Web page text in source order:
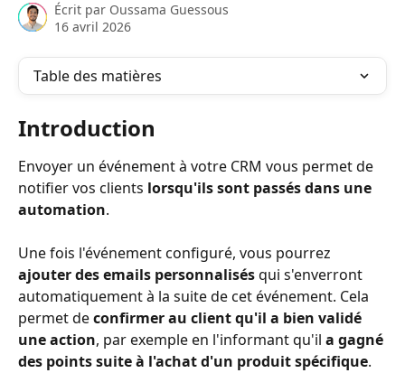
Écrit par Oussama Guessous
16 avril 2026
Table des matières
Introduction
Envoyer un événement à votre CRM vous permet de
notifier vos clients lorsqu'ils sont passés dans une
automation.
Une fois l'événement configuré, vous pourrez
ajouter des emails personnalisés qui s'enverront
automatiquement à la suite de cet événement. Cela
permet de confirmer au client qu'il a bien validé
une action, par exemple en l'informant qu'il a gagné
des points suite à l'achat d'un produit spécifique.